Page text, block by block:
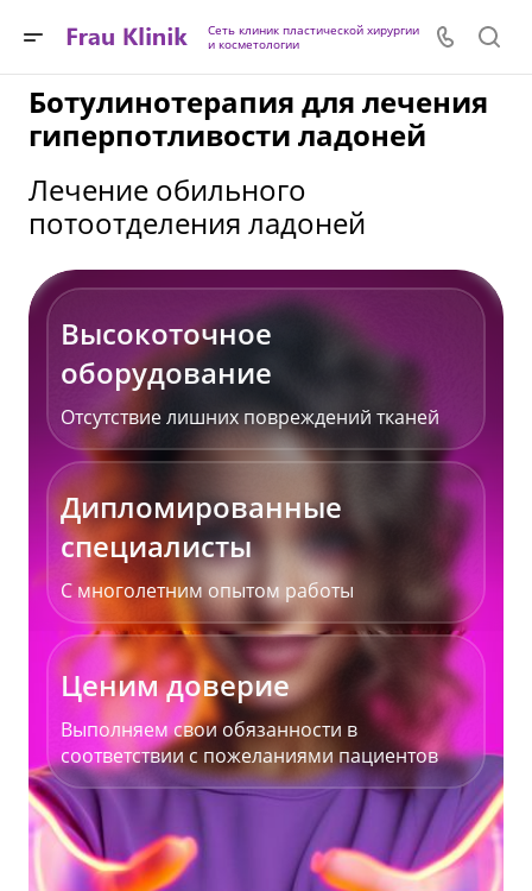
Сеть клиник пластической хирургии
и косметологии
Ботулинотерапия для лечения
гиперпотливости ладоней
Лечение обильного
потоотделения ладоней
Высокоточное
оборудование
Отсутствие лишних повреждений тканей
Дипломированные
специалисты
С многолетним опытом работы
Ценим доверие
Выполняем свои обязанности в
соответствии с пожеланиями пациентов